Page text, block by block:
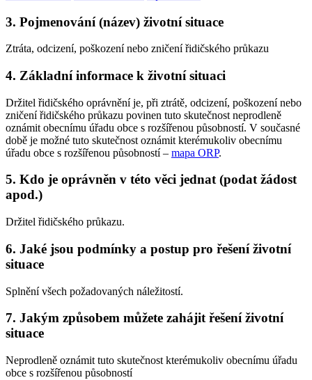
3. Pojmenování (název) životní situace
Ztráta, odcizení, poškození nebo zničení řidičského průkazu
4. Základní informace k životní situaci
Držitel řidičského oprávnění je, při ztrátě, odcizení, poškození nebo
zničení řidičského průkazu povinen tuto skutečnost neprodleně
oznámit obecnímu úřadu obce s rozšířenou působností. V současné
době je možné tuto skutečnost oznámit kterémukoliv obecnímu
úřadu obce s rozšířenou působností – mapa ORP.
5. Kdo je oprávněn v této věci jednat (podat žádost
apod.)
Držitel řidičského průkazu.
6. Jaké jsou podmínky a postup pro řešení životní
situace
Splnění všech požadovaných náležitostí.
7. Jakým způsobem můžete zahájit řešení životní
situace
Neprodleně oznámit tuto skutečnost kterémukoliv obecnímu úřadu
obce s rozšířenou působností